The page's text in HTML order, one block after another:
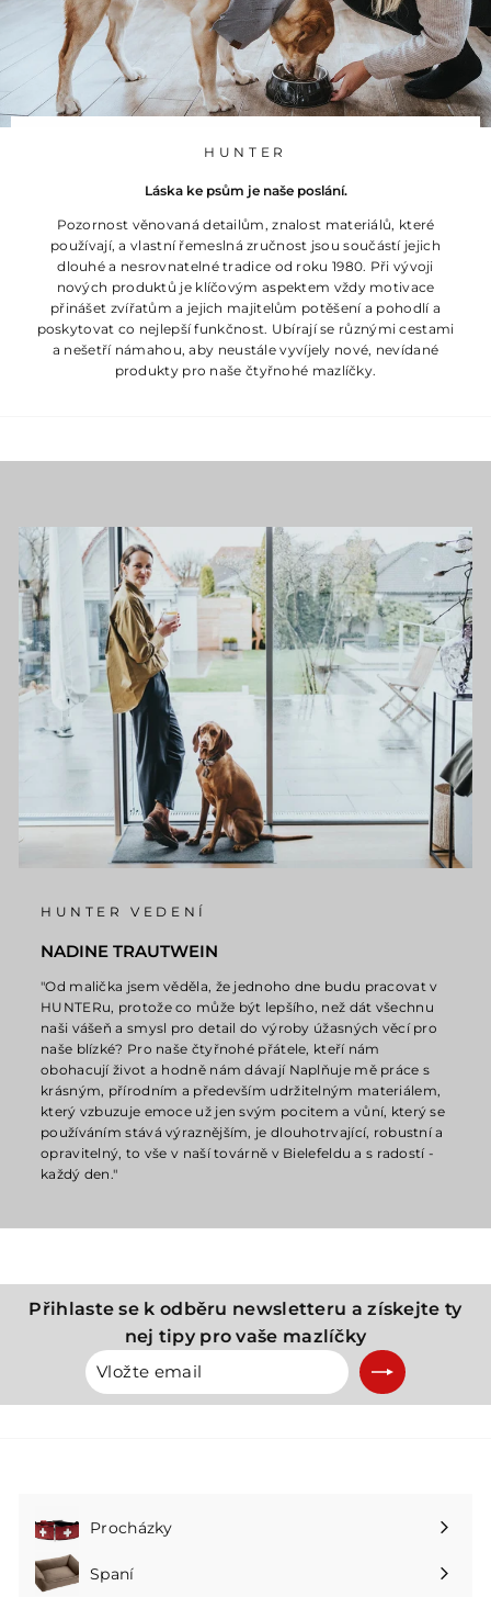
HUNTER
Láska ke psům je naše poslání.
Pozornost věnovaná detailům, znalost materiálů, které
používají, a vlastní řemeslná zručnost jsou součástí jejich
dlouhé a nesrovnatelné tradice od roku 1980. Při vývoji
nových produktů je klíčovým aspektem vždy motivace
přinášet zvířatům a jejich majitelům potěšení a pohodlí a
poskytovat co nejlepší funkčnost. Ubírají se různými cestami
a nešetří námahou, aby neustále vyvíjely nové, nevídané
produkty pro naše čtyřnohé mazlíčky.
HUNTER VEDENÍ
NADINE TRAUTWEIN
"Od malička jsem věděla, že jednoho dne budu pracovat v
HUNTERu, protože co může být lepšího, než dát všechnu
naši vášeň a smysl pro detail do výroby úžasných věcí pro
naše blízké? Pro naše čtyřnohé přátele, kteří nám
obohacují život a hodně nám dávají Naplňuje mě práce s
krásným, přírodním a především udržitelným materiálem,
který vzbuzuje emoce už jen svým pocitem a vůní, který se
používáním stává výraznějším, je dlouhotrvající, robustní a
opravitelný, to vše v naší továrně v Bielefeldu a s radostí -
každý den."
Přihlaste se k odběru newsletteru a získejte ty
nej tipy pro vaše mazlíčky
Vložte
email
Přihlásit
se
k
Procházky
Rozbalte
podnabídku
Spaní
Rozbalte